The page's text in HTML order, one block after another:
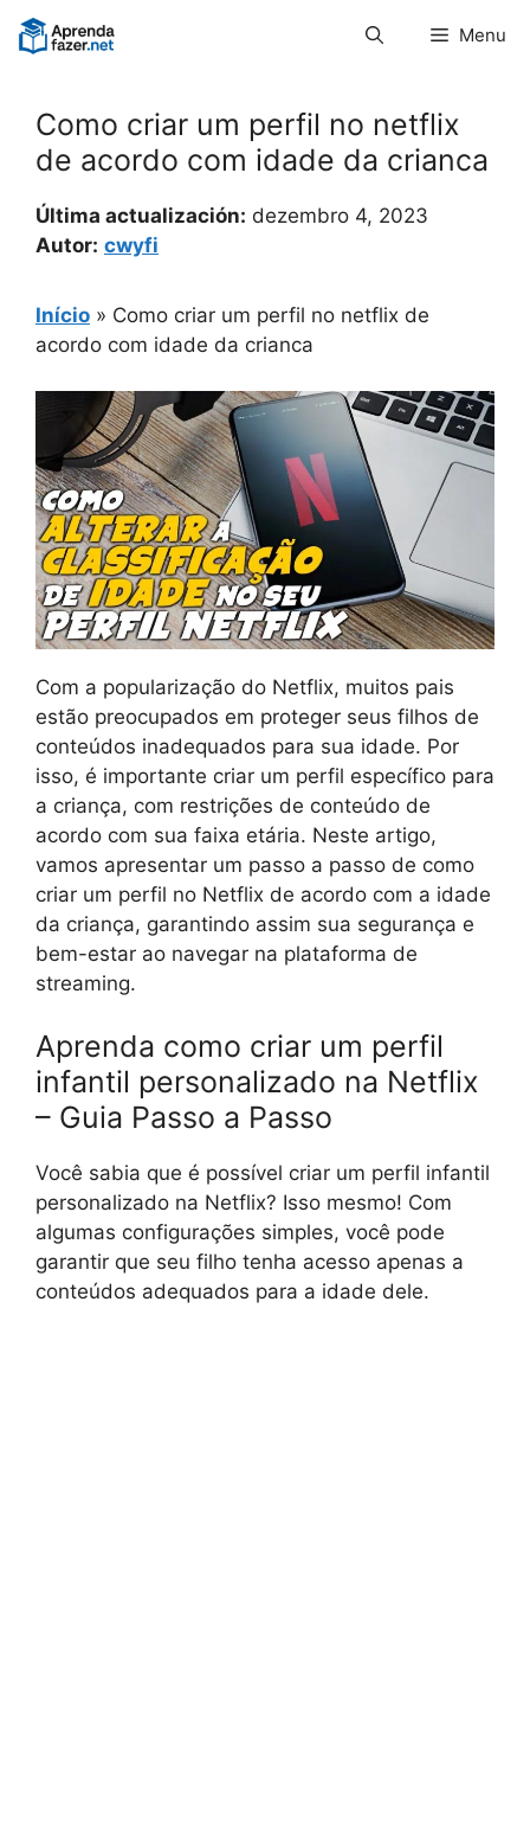
Pular
para
Menu
Como criar um perfil no netflix
de acordo com idade da crianca
Última actualización: dezembro 4, 2023
Autor: cwyfi
Início » Como criar um perfil no netflix de
acordo com idade da crianca
Com a popularização do Netflix, muitos pais
estão preocupados em proteger seus filhos de
conteúdos inadequados para sua idade. Por
isso, é importante criar um perfil específico para
a criança, com restrições de conteúdo de
acordo com sua faixa etária. Neste artigo,
vamos apresentar um passo a passo de como
criar um perfil no Netflix de acordo com a idade
da criança, garantindo assim sua segurança e
bem-estar ao navegar na plataforma de
streaming.
Aprenda como criar um perfil
infantil personalizado na Netflix
– Guia Passo a Passo
Você sabia que é possível criar um perfil infantil
personalizado na Netflix? Isso mesmo! Com
algumas configurações simples, você pode
garantir que seu filho tenha acesso apenas a
conteúdos adequados para a idade dele.